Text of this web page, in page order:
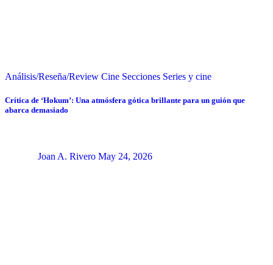
Análisis/Reseña/Review Cine Secciones Series y cine
Crítica de ‘Hokum’: Una atmósfera gótica brillante para un guión que
abarca demasiado
Joan A. Rivero May 24, 2026